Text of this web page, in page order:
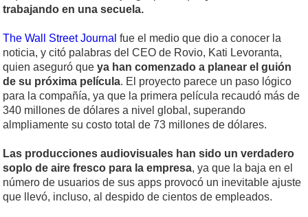
trabajando en una secuela.
The Wall Street Journal fue el medio que dio a conocer la
noticia, y citó palabras del CEO de Rovio, Kati Levoranta,
quien aseguró que ya han comenzado a planear el guión
de su próxima película. El proyecto parece un paso lógico
para la compañía, ya que la primera película recaudó más de
340 millones de dólares a nivel global, superando
almpliamente su costo total de 73 millones de dólares.
Las producciones audiovisuales han sido un verdadero
soplo de aire fresco para la empresa, ya que la baja en el
número de usuarios de sus apps provocó un inevitable ajuste
que llevó, incluso, al despido de cientos de empleados.